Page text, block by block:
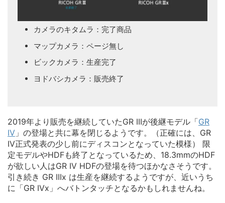
カメラのキタムラ：完了商品
マップカメラ：ページ無し
ビックカメラ：生産完了
ヨドバシカメラ：販売終了
2019年より販売を継続していたGR IIIが後継モデル「GR
IV 」の登場と共に幕を閉じるようです。（正確には、GR
IV正式発表の少し前にディスコンとなっていた模様） 限
定モデルやHDFも終了となっているため、18.3mmのHDF
が欲しい人はGR IV HDFの登場を待つほかなさそうです。
引き続き GR IIIx は生産を継続するようですが、近いうち
に「GR IVx」へバトンタッチとなるかもしれませんね。